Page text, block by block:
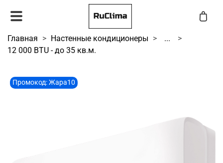
Главная Настенные кондиционеры
...
12 000 BTU - до 35 кв.м.
Промокод: Жара10